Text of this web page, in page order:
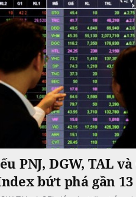
PNJ, DGW, TAL và
bứt phá gần